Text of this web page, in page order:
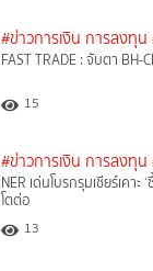
#ข่าวการเงิน การลงทุน
FAST TRADE : จับตา BH-
15
#ข่าวการเงิน การลงทุน
NER เด่นโบรกรุมเชียร์เคา
โตต่อ
13